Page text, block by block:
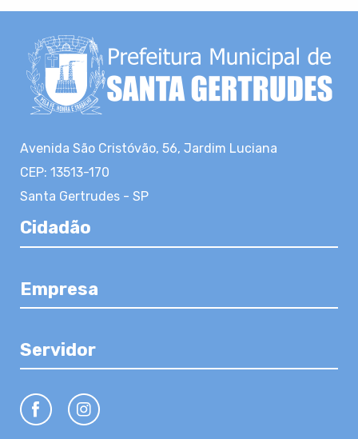
Avenida São Cristóvão, 56, Jardim Luciana
CEP: 13513-170
Santa Gertrudes - SP
Cidadão
Empresa
Servidor